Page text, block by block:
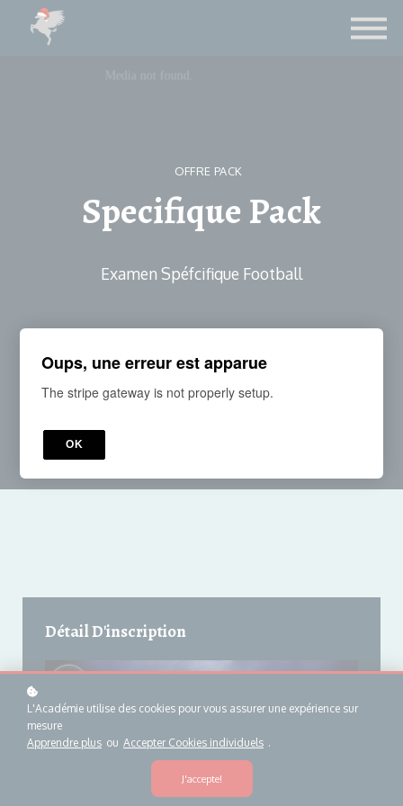
OFFRE PACK
Specifique Pack
Examen Spéfcifique Football
S'inscrire
Détail D'inscription
L'Académie utilise des cookies pour vous assurer une expérience sur
mesure
Apprendre plus ou Accepter Cookies individuels .
J'accepte!
Oups, une erreur est apparue
The stripe gateway is not properly setup.
OK